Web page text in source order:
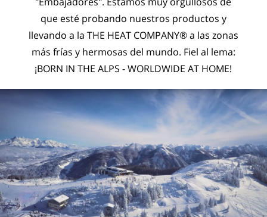
que esté probando nuestros productos y
llevando a la THE HEAT COMPANY® a las zonas
más frías y hermosas del mundo. Fiel al lema:
¡BORN IN THE ALPS - WORLDWIDE AT HOME!